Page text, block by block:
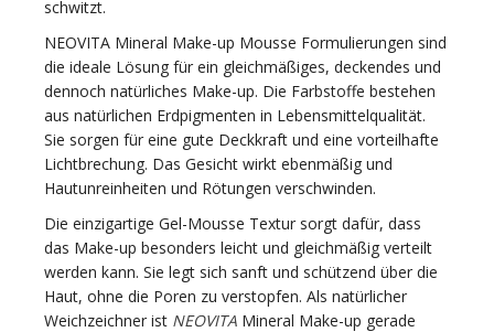
schwitzt.
NEOVITA Mineral Make-up Mousse Formulierungen sind
die ideale Lösung für ein gleichmäßiges, deckendes und
dennoch natürliches Make-up. Die Farbstoffe bestehen
aus natürlichen Erdpigmenten in Lebensmittelqualität.
Sie sorgen für eine gute Deckkraft und eine vorteilhafte
Lichtbrechung. Das Gesicht wirkt ebenmäßig und
Hautunreinheiten und Rötungen verschwinden.
Die einzigartige Gel-Mousse Textur sorgt dafür, dass
das Make-up besonders leicht und gleichmäßig verteilt
werden kann. Sie legt sich sanft und schützend über die
Haut, ohne die Poren zu verstopfen. Als natürlicher
Weichzeichner ist NEOVITA Mineral Make-up gerade